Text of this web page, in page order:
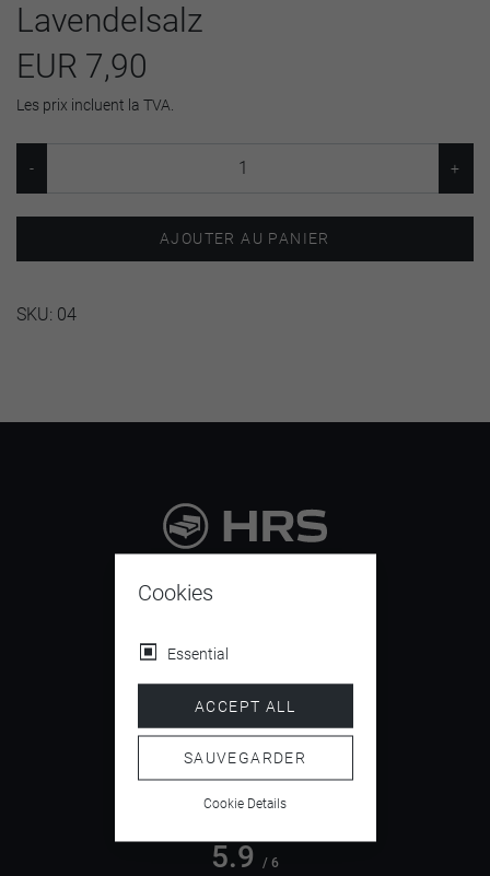
Lavendelsalz
EUR 7,90
Les prix incluent la TVA.
AJOUTER AU PANIER
SKU: 04
4.5
5.9 / 6
Cookies
Essential
ACCEPT ALL
SAUVEGARDER
Cookie Details